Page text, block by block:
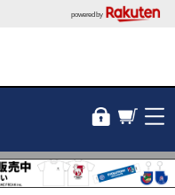
powered by